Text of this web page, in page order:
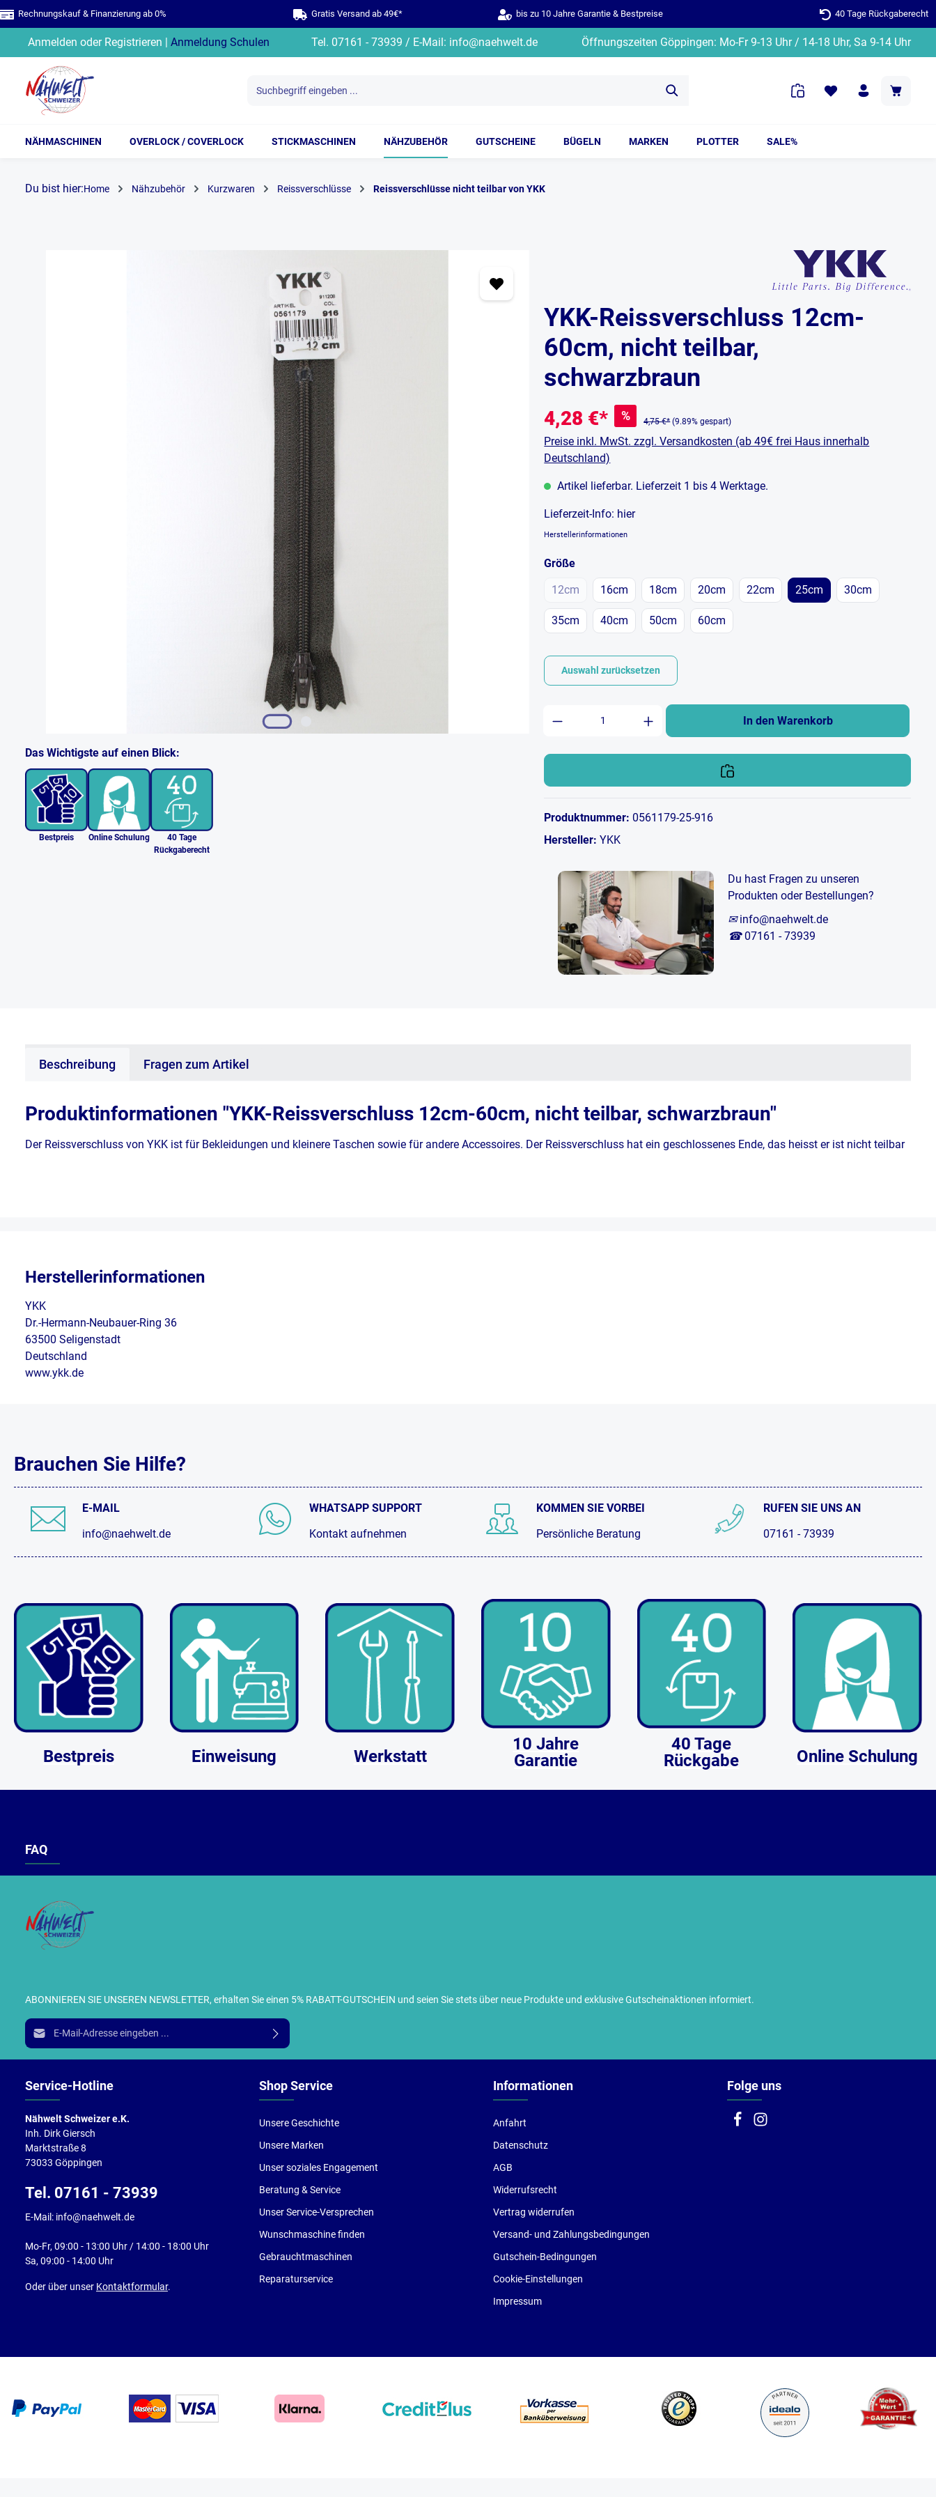
Zur Hauptnavigation springen
Rechnungskauf & Finanzierung ab 0% Gratis Versand ab 49€* bis zu 10 Jahre Garantie & Bestpreise 40 Tage Rückgaberecht
Anmelden oder Registrieren | Anmeldung Schulen Tel. 07161 - 73939 / E-Mail: info@naehwelt.de Öffnungszeiten Göppingen: Mo-Fr 9-13 Uhr / 14-18 Uhr, Sa 9-14 Uhr
NÄHMASCHINEN OVERLOCK / COVERLOCK STICKMASCHINEN NÄHZUBEHÖR GUTSCHEINE BÜGELN MARKEN PLOTTER SALE%
Du bist hier:Home Nähzubehör Kurzwaren Reissverschlüsse Reissverschlüsse nicht teilbar von YKK
Das Wichtigste auf einen Blick:
Bestpreis Online Schulung
40 Tage
Rückgaberecht
YKK-Reissverschluss 12cm-
60cm, nicht teilbar,
schwarzbraun
4,28 €* % 4,75 €* (9.89% gespart)
Preise inkl. MwSt. zzgl. Versandkosten (ab 49€ frei Haus innerhalb
Deutschland)
Artikel lieferbar. Lieferzeit 1 bis 4 Werktage.
Lieferzeit-Info: hier
Herstellerinformationen
Größeauswählen
12cm(Diese Option ist zurzeit nicht verfügbar.)
16cm 18cm 20cm 22cm 25cm 30cm
35cm 40cm 50cm 60cm
Auswahl zurücksetzen
Produkt Anzahl: Gib den gewünschten Wert ein
In den Warenkorb
Produktnummer:0561179-25-916
Hersteller:YKK
Du hast Fragen zu unseren
Produkten oder Bestellungen?
✉ info@naehwelt.de
☎ 07161 - 73939
Beschreibung Fragen zum Artikel
Produktinformationen "YKK-Reissverschluss 12cm-60cm, nicht teilbar, schwarzbraun"
Der Reissverschluss von YKK ist für Bekleidungen und kleinere Taschen sowie für andere Accessoires. Der Reissverschluss hat ein geschlossenes Ende, das heisst er ist nicht teilbar
Herstellerinformationen
YKK
Dr.-Hermann-Neubauer-Ring 36
63500 Seligenstadt
Deutschland
www.ykk.de
Brauchen Sie Hilfe?
E-MAIL
info@naehwelt.de
WHATSAPP SUPPORT
Kontakt aufnehmen
KOMMEN SIE VORBEI
Persönliche Beratung
RUFEN SIE UNS AN
07161 - 73939
Bestpreis Einweisung Werkstatt
10 Jahre
Garantie
40 Tage
Rückgabe
Online Schulung
ABONNIEREN SIE UNSEREN NEWSLETTER, erhalten Sie einen 5% RABATT-GUTSCHEIN und seien Sie stets über neue Produkte und exklusive Gutscheinaktionen informiert.
E-Mail-Adresse*
Folge uns
Service-Hotline
Nähwelt Schweizer e.K.
Inh. Dirk Giersch
Marktstraße 8
73033 Göppingen
Tel. 07161 - 73939
E-Mail: info@naehwelt.de
Mo-Fr, 09:00 - 13:00 Uhr / 14:00 - 18:00 Uhr
Sa, 09:00 - 14:00 Uhr
Oder über unser Kontaktformular.
Shop Service
Unsere Geschichte
Unsere Marken
Unser soziales Engagement
Beratung & Service
Unser Service-Versprechen
Wunschmaschine finden
Gebrauchtmaschinen
Reparaturservice
Informationen
Anfahrt
Datenschutz
AGB
Widerrufsrecht
Vertrag widerrufen
Versand- und Zahlungsbedingungen
Gutschein-Bedingungen
Cookie-Einstellungen
Impressum
FAQ